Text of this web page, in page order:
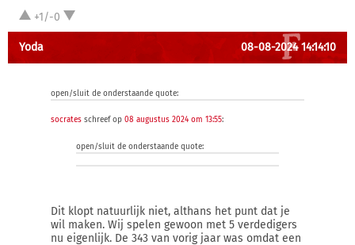
+1/-0
Yoda 08-08-2024 14:14:10
open/sluit de onderstaande quote:
socrates schreef op 08 augustus 2024 om 13:55:
open/sluit de onderstaande quote:
Dit klopt natuurlijk niet, althans het punt dat je
wil maken. Wij spelen gewoon met 5 verdedigers
nu eigenlijk. De 343 van vorig jaar was omdat een